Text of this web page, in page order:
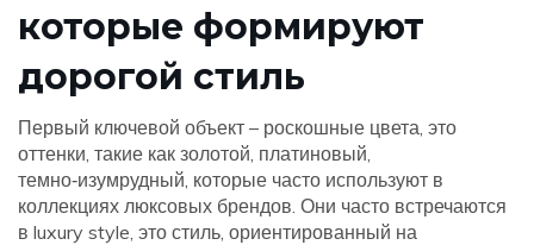
которые формируют
дорогой стиль
Первый ключевой объект – роскошные цвета, это
оттенки, такие как золотой, платиновый,
темно‑изумрудный, которые часто используют в
коллекциях люксовых брендов. Они часто встречаются
в luxury style, это стиль, ориентированный на